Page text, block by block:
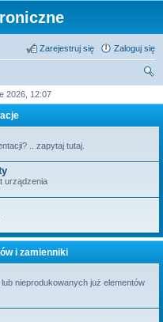
Zaloguj się
Zarejestruj się
2026, 12:07
.. zapytaj tutaj.
urządzenia
i zamienniki
nieprodukowanych już elementów